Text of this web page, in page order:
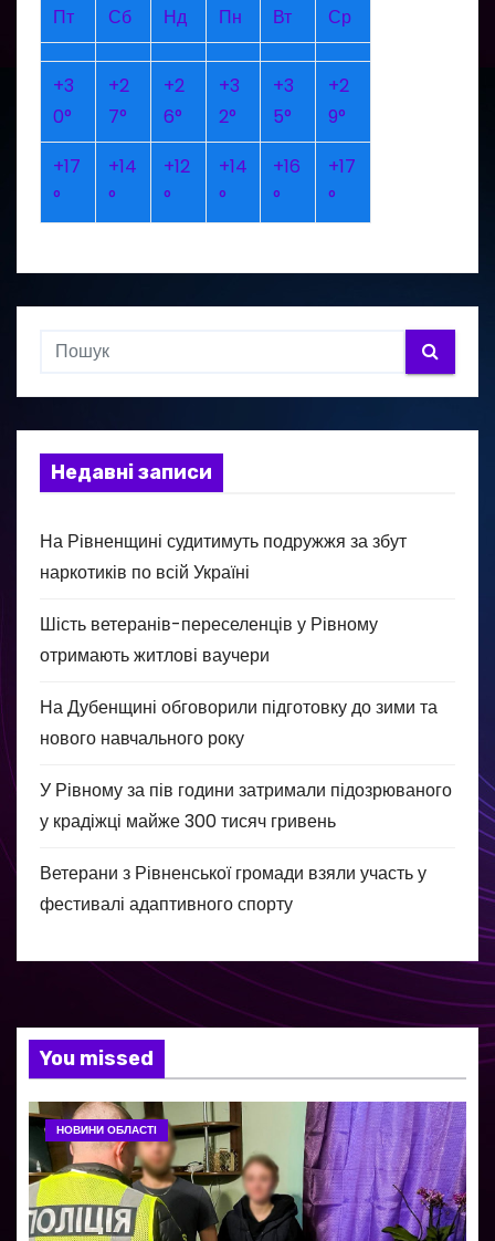
Пт
Сб Нд Пн Вт Ср
+3
0°
+2
7°
+2
6°
+3
2°
+3
5°
+2
9°
+17
°
+14
°
+12
°
+14
°
+16
°
+17
°
Недавні записи
На Рівненщині судитимуть подружжя за збут
наркотиків по всій Україні
Шість ветеранів-переселенців у Рівному
отримають житлові ваучери
На Дубенщині обговорили підготовку до зими та
нового навчального року
У Рівному за пів години затримали підозрюваного
у крадіжці майже 300 тисяч гривень
Ветерани з Рівненської громади взяли участь у
фестивалі адаптивного спорту
You missed
НОВИНИ ОБЛАСТІ